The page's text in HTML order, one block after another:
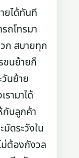
ยได้ทันที
ถโทรมา
ก สบายทุก
ขนย้ายก็
วันย้าย
รามาได้
กับลูกค้า
ดระวังใน
ต้องกังวล